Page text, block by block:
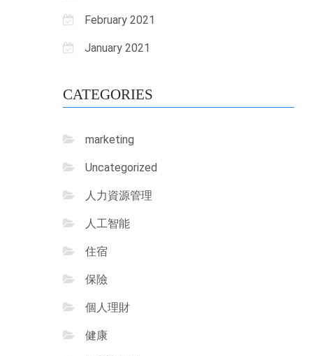
February 2021
January 2021
CATEGORIES
marketing
Uncategorized
人力資源管理
人工智能
住宿
保險
個人理財
健康